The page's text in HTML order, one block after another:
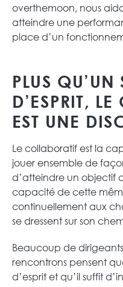
overthemoon, nous
atteindre une
place d’un
PLUS QU’UN
D’ESPRIT,
EST UNE
Le collaboratif est la
jouer ensemble de
d’atteindre un objectif
capacité de cette
continuellement aux
se dressent sur son
Beaucoup de
rencontrons pensent
d’esprit et qu’il suffit